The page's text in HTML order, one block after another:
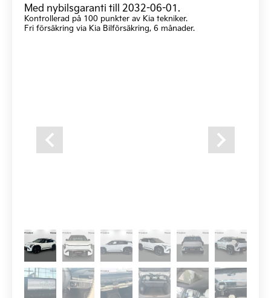
Med nybilsgaranti till 2032-06-01.
Kontrollerad på 100 punkter av Kia tekniker.
Fri försäkring via Kia Bilförsäkring, 6 månader.
Previous Next